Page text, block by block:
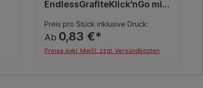
EndlessGrafiteKlick'nGo mit
Preis pro Stück inklusive Druck:
Ab 0,83 €*
Preise exkl. MwSt. zzgl. Versandkosten
Details